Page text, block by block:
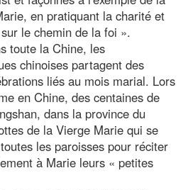
en pratiquant la charité et
le chemin de la foi ».
toute la Chine, les
chinoises partagent des
liés au mois marial. Lors
en Chine, des centaines de
dans la province du
de la Vierge Marie qui se
les paroisses pour réciter
à Marie leurs « petites